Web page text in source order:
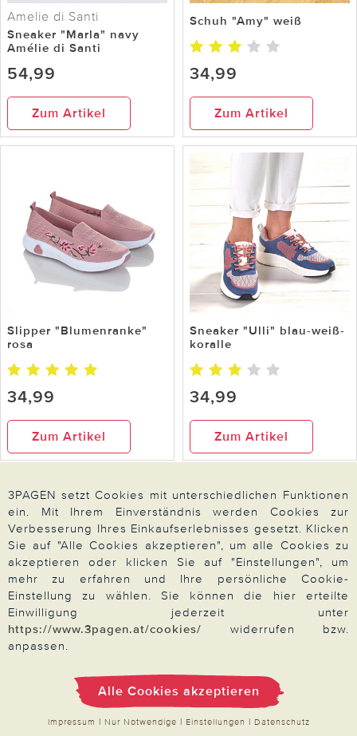
Amelie di Santi
Sneaker "Marla" navy
Amélie di Santi
54,99
Zum Artikel
Schuh "Amy" weiß
34,99
Zum Artikel
Slipper "Blumenranke"
rosa
34,99
Zum Artikel
Sneaker "Ulli" blau-weiß-
koralle
34,99
Zum Artikel
Slipper Liz dunkelblau
34,99
Amélie di Santi
49,99 44,99
3PAGEN setzt Cookies mit unterschiedlichen Funktionen
ein. Mit Ihrem Einverständnis werden Cookies zur
Verbesserung Ihres Einkaufserlebnisses gesetzt. Klicken
Sie auf "Alle Cookies akzeptieren", um alle Cookies zu
akzeptieren oder klicken Sie auf "Einstellungen", um
mehr zu erfahren und Ihre persönliche Cookie-
Einstellung zu wählen. Sie können die hier erteilte
Einwilligung jederzeit unter
https://www.3pagen.at/cookies/ widerrufen bzw.
anpassen.
Alle Cookies akzeptieren
Impressum | Nur Notwendige | Einstellungen | Datenschutz